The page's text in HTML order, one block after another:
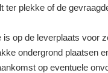
ter plekke of de
op de leverplaats voor
ondergrond plaatsen
op eventuele